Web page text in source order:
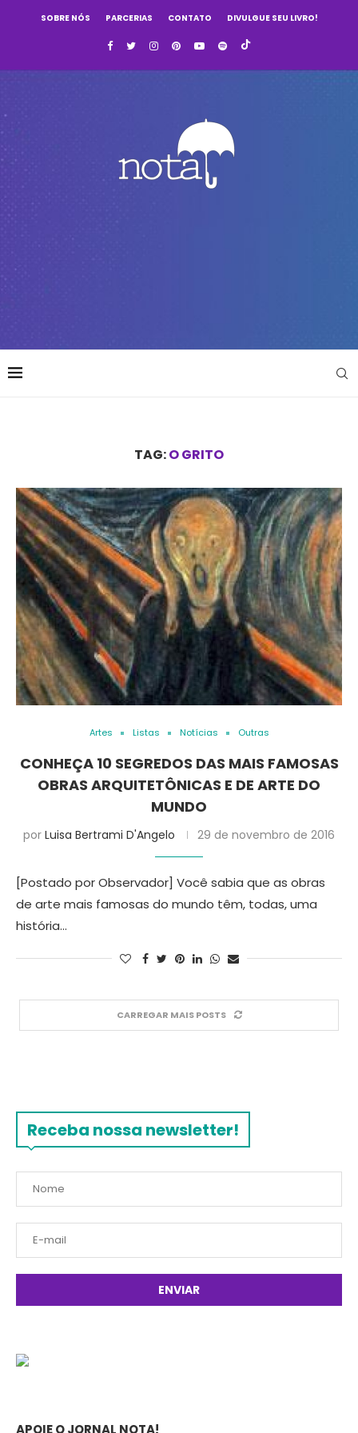
SOBRE NÓS PARCERIAS CONTATO DIVULGUE SEU LIVRO!
TAG:O GRITO
Artes Listas Notícias Outras
CONHEÇA 10 SEGREDOS DAS MAIS FAMOSAS
OBRAS ARQUITETÔNICAS E DE ARTE DO
MUNDO
por Luisa Bertrami D'Angelo 29 de novembro de 2016
[Postado por Observador] Você sabia que as obras
de arte mais famosas do mundo têm, todas, uma
história…
CARREGAR MAIS POSTS
Receba nossa newsletter!
APOIE O JORNAL NOTA!